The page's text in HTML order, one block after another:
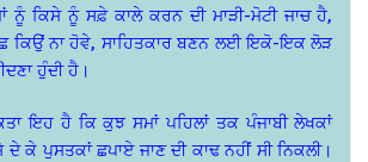
ਨੂੰ ਕਿਸੇ ਨੂੰ ਸਫ਼ੇ ਕਾਲੇ ਕਰਨ ਦੀ ਮਾੜੀ-ਮੋਟੀ ਜਾਚ ਹੈ,
ਕਿਉਂ ਨਾ ਹੋਵੇ, ਸਾਹਿਤਕਾਰ ਬਣਨ ਲਈ ਇਕੋ-ਇਕ ਲੋੜ
ਹੁੰਦੀ ਹੈ।
ਇਹ ਹੈ ਕਿ ਕੁਝ ਸਮਾਂ ਪਹਿਲਾਂ ਤਕ ਪੰਜਾਬੀ ਲੇਖਕਾਂ
ਕੇ ਪੁਸਤਕਾਂ ਛਪਾਏ ਜਾਣ ਦੀ ਕਾਢ ਨਹੀਂ ਸੀ ਨਿਕਲੀ।